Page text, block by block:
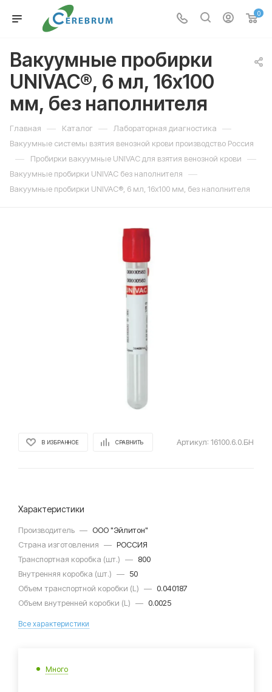
0
Вакуумные пробирки
UNIVAC®, 6 мл, 16х100
мм, без наполнителя
Главная — Каталог — Лабораторная диагностика —
Вакуумные системы взятия венозной крови производство Россия
— Пробирки вакуумные UNIVAC для взятия венозной крови —
Вакуумные пробирки UNIVAC без наполнителя —
Вакуумные пробирки UNIVAC®, 6 мл, 16х100 мм, без наполнителя
В ИЗБРАННОЕ СРАВНИТЬ Артикул: 16100.6.0.БН
Характеристики
Производитель — ООО "Эйлитон"
Страна изготовления — РОССИЯ
Транспортная коробка (шт.) — 800
Внутренняя коробка (шт.) — 50
Объем транспортной коробки (L) — 0.040187
Объем внутренней коробки (L) — 0.0025
Все характеристики
Много